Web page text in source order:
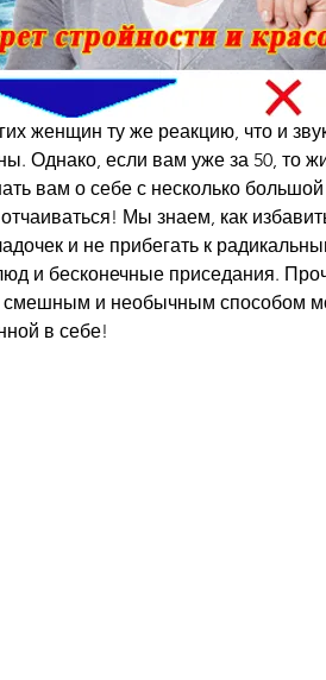
женщин ту же реакцию, что и
Однако, если вам уже за 50, то
вам о себе с несколько большой
Мы знаем, как
и не прибегать к
и бесконечные приседания.
смешным и необычным способом
в себе!